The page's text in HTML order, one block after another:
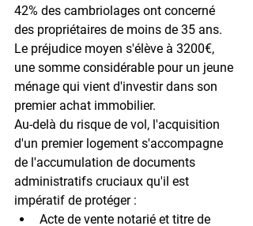
42% des cambriolages ont concerné
des propriétaires de moins de 35 ans.
Le préjudice moyen s'élève à 3200€,
une somme considérable pour un jeune
ménage qui vient d'investir dans son
premier achat immobilier.
Au-delà du risque de vol, l'acquisition
d'un premier logement s'accompagne
de l'accumulation de documents
administratifs cruciaux qu'il est
impératif de protéger :
Acte de vente notarié et titre de